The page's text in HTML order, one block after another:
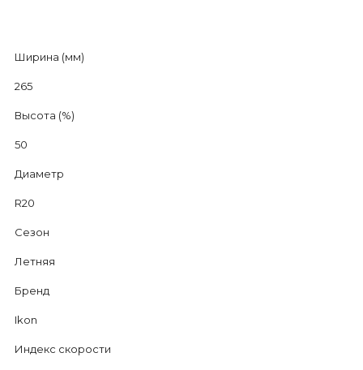
Ширина (мм)
265
Высота (%)
50
Диаметр
R20
Сезон
Летняя
Бренд
Ikon
Индекс скорости